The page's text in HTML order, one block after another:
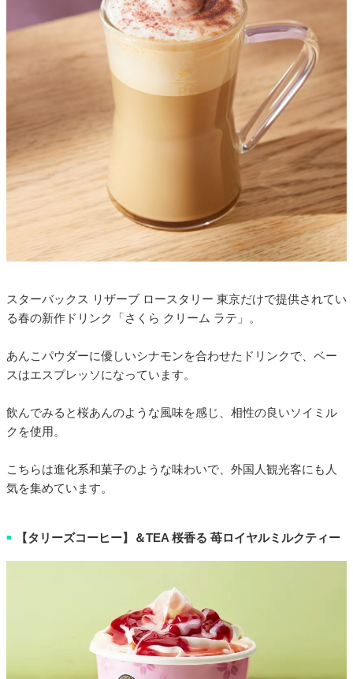
スターバックス リザーブ ロースタリー 東京だけで提供されてい
る春の新作ドリンク「さくら クリーム ラテ」。
あんこパウダーに優しいシナモンを合わせたドリンクで、ベー
スはエスプレッソになっています。
飲んでみると桜あんのような風味を感じ、相性の良いソイミル
クを使用。
こちらは進化系和菓子のような味わいで、外国人観光客にも人
気を集めています。
■ 【タリーズコーヒー】＆TEA 桜香る 苺ロイヤルミルクティー